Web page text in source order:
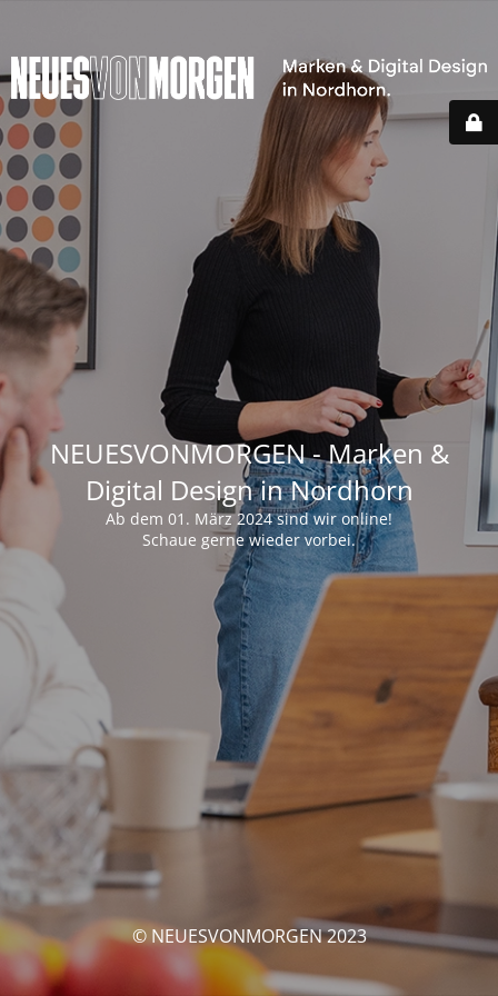
NEUESVONMORGEN - Marken &
Digital Design in Nordhorn
Ab dem 01. März 2024 sind wir online!
Schaue gerne wieder vorbei.
© NEUESVONMORGEN 2023